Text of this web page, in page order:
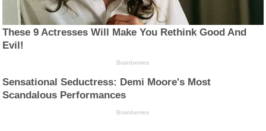
These 9 Actresses Will Make You Rethink Good And
Evil!
Brainberries
Sensational Seductress: Demi Moore's Most
Scandalous Performances
Brainberries